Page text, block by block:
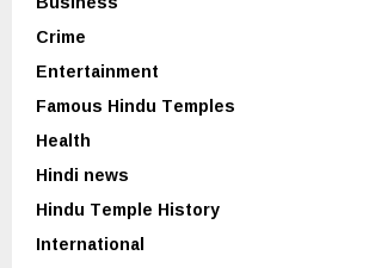
Crime
Entertainment
Famous Hindu Temples
Health
Hindi news
Hindu Temple History
International